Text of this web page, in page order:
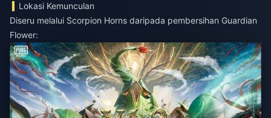
Lokasi Kemunculan
Diseru melalui Scorpion Horns daripada pembersihan Guardian
Flower: